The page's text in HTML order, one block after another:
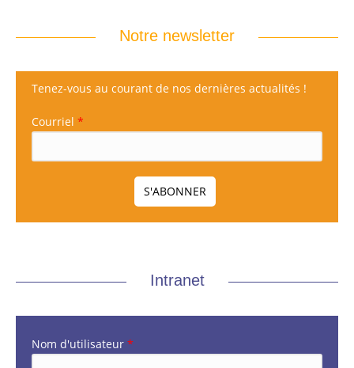
Notre newsletter
Tenez-vous au courant de nos dernières actualités !
Courriel *
Intranet
Nom d'utilisateur *